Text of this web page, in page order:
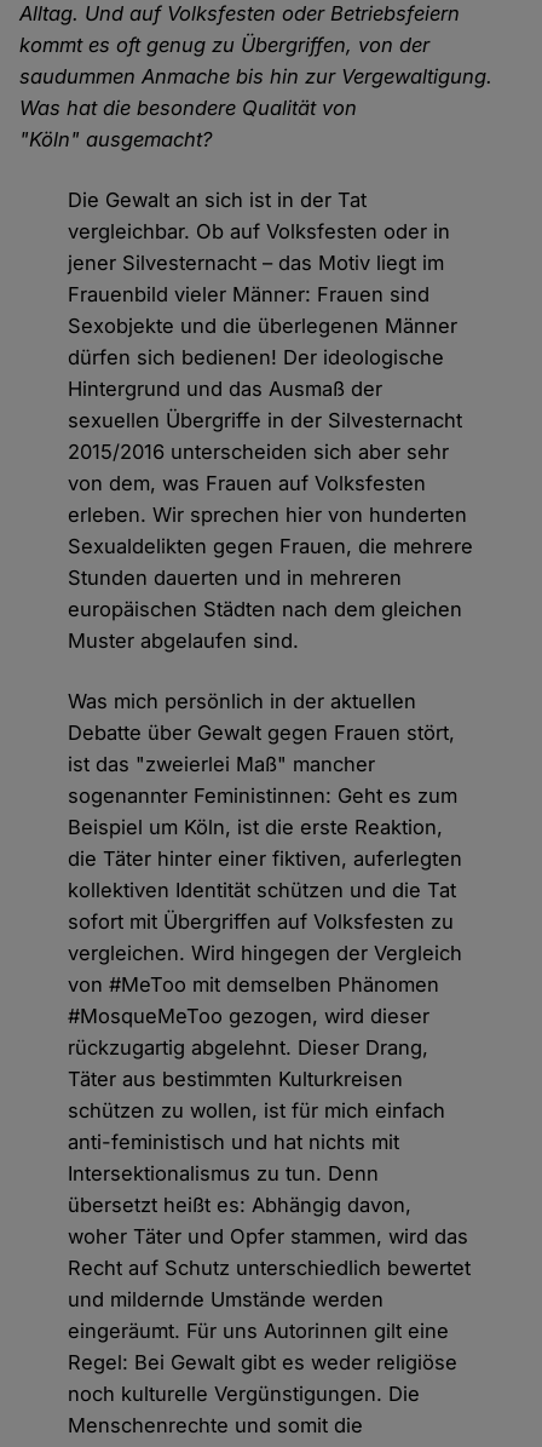
Alltag. Und auf Volksfesten oder Betriebsfeiern
kommt es oft genug zu Übergriffen, von der
saudummen Anmache bis hin zur Vergewaltigung.
Was hat die besondere Qualität von
"Köln" ausgemacht?
Die Gewalt an sich ist in der Tat
vergleichbar. Ob auf Volksfesten oder in
jener Silvesternacht – das Motiv liegt im
Frauenbild vieler Männer: Frauen sind
Sexobjekte und die überlegenen Männer
dürfen sich bedienen! Der ideologische
Hintergrund und das Ausmaß der
sexuellen Übergriffe in der Silvesternacht
2015/2016 unterscheiden sich aber sehr
von dem, was Frauen auf Volksfesten
erleben. Wir sprechen hier von hunderten
Sexualdelikten gegen Frauen, die mehrere
Stunden dauerten und in mehreren
europäischen Städten nach dem gleichen
Muster abgelaufen sind.
Was mich persönlich in der aktuellen
Debatte über Gewalt gegen Frauen stört,
ist das "zweierlei Maß" mancher
sogenannter Feministinnen: Geht es zum
Beispiel um Köln, ist die erste Reaktion,
die Täter hinter einer fiktiven, auferlegten
kollektiven Identität schützen und die Tat
sofort mit Übergriffen auf Volksfesten zu
vergleichen. Wird hingegen der Vergleich
von #MeToo mit demselben Phänomen
#MosqueMeToo gezogen, wird dieser
rückzugartig abgelehnt. Dieser Drang,
Täter aus bestimmten Kulturkreisen
schützen zu wollen, ist für mich einfach
anti-feministisch und hat nichts mit
Intersektionalismus zu tun. Denn
übersetzt heißt es: Abhängig davon,
woher Täter und Opfer stammen, wird das
Recht auf Schutz unterschiedlich bewertet
und mildernde Umstände werden
eingeräumt. Für uns Autorinnen gilt eine
Regel: Bei Gewalt gibt es weder religiöse
noch kulturelle Vergünstigungen. Die
Menschenrechte und somit die